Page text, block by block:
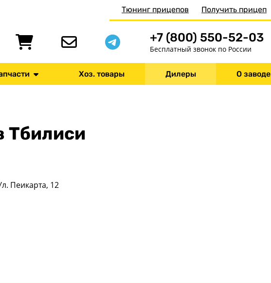
Тюнинг прицепов Получить прицеп
+7 (800) 550-52-03
Бесплатный звонок по России
Хоз. товары Дилеры О заводе
Тбилиси
Пеикарта, 12